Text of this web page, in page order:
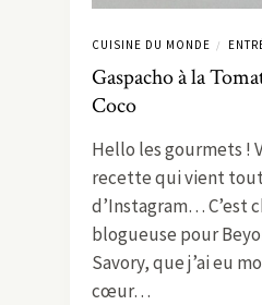
CUISINE DU MONDE /
Gaspacho à la
Coco
Hello les gourmets !
recette qui vient
d’Instagram… C’est
blogueuse pour
Savory, que j’ai eu
cœur…